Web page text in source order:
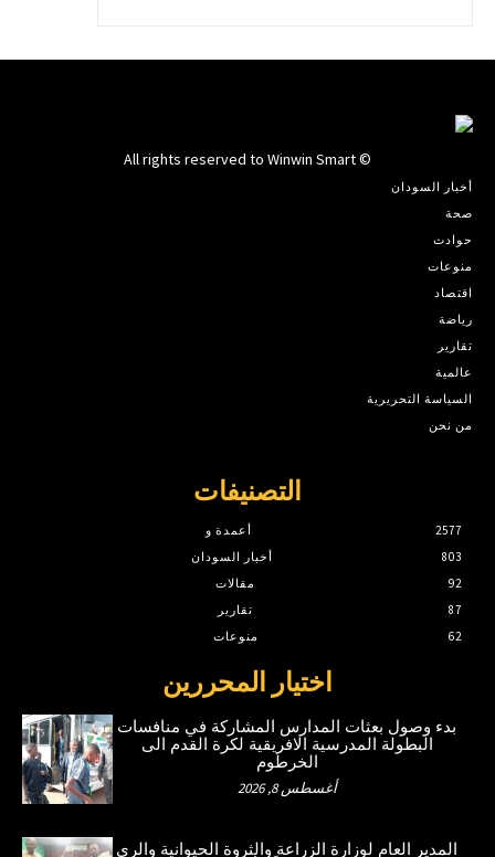
© All rights reserved to Winwin Smart
أخبار السودان
صحة
حوادث
منوعات
اقتصاد
رياضة
تقارير
عالمية
السياسة التحريرية
من نحن
التصنيفات
أعمدة و
2577
أخبار السودان
803
مقالات
92
تقارير
87
منوعات
62
اختيار المحررين
بدء وصول بعثات المدارس المشاركة في منافسات
البطولة المدرسية الافريقية لكرة القدم الى
الخرطوم
أغسطس 8, 2026
المدير العام لوزارة الزراعة والثروة الحيوانية والري